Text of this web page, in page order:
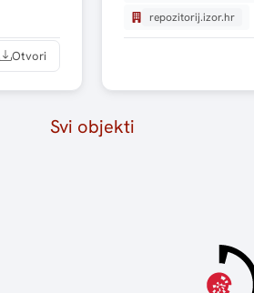
Otvori
repozitorij.izor.hr
Svi objekti